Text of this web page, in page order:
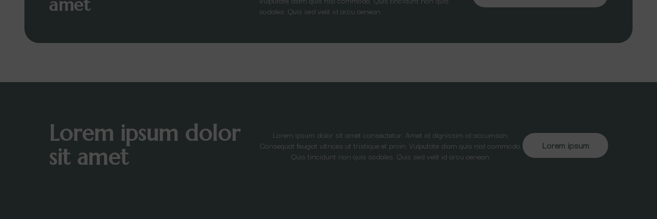
amet
sodales. Quis sed velit id arcu aenean.
Lorem ipsum dolor
sit amet
Lorem ipsum dolor sit amet consectetur. Amet id dignissim id accumsan.
Consequat feugiat ultrices ut tristique et proin. Vulputate diam quis nisl commodo.
Quis tincidunt non quis sodales. Quis sed velit id arcu aenean.
Lorem ipsum